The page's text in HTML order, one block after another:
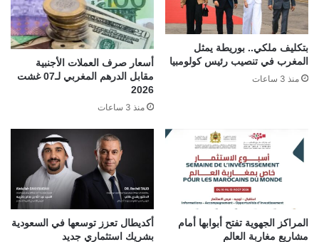
بتكليف ملكي.. بوريطة يمثل
المغرب في تنصيب رئيس كولومبيا
منذ 3 ساعات
أسعار صرف العملات الأجنبية
مقابل الدرهم المغربي لـ07 غشت
2026
منذ 3 ساعات
المراكز الجهوية تفتح أبوابها أمام
مشاريع مغاربة العالم
أكديطال تعزز توسعها في السعودية
بشريك استثماري جديد